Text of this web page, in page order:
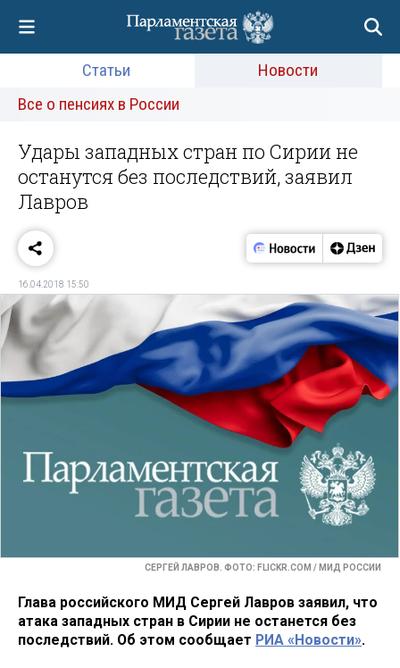
Статьи
Новости
Все о пенсиях в России
Удары западных стран по Сирии не
останутся без последствий, заявил
Лавров
16.04.2018 15:50
СЕРГЕЙ ЛАВРОВ. ФОТО: FLICKR.COM / МИД РОССИИ
Глава российского МИД Сергей Лавров заявил, что
атака западных стран в Сирии не останется без
последствий. Об этом сообщает РИА «Новости».